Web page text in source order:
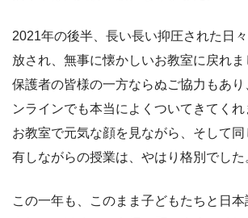
2021年の後半、長い長い抑圧された日
放され、無事に懐かしいお教室に戻れま
保護者の皆様の一方ならぬご協力もあ
ンラインでも本当によくついてきてくれ
お教室で元気な顔を見ながら、そして
有しながらの授業は、やはり格別でした
この一年も、このまま子どもたちと日